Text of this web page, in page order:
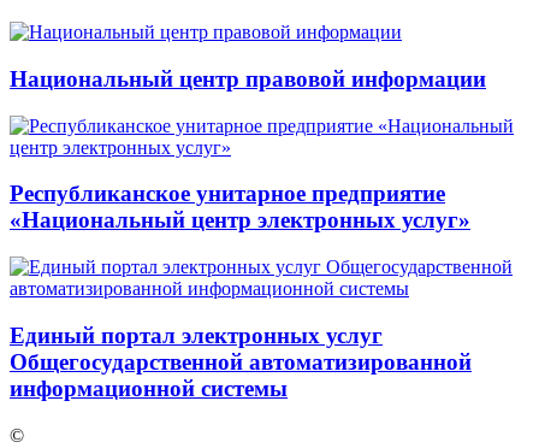
Национальный центр правовой информации
Республиканское унитарное предприятие
«Национальный центр электронных услуг»
Единый портал электронных услуг
Общегосударственной автоматизированной
информационной системы
©